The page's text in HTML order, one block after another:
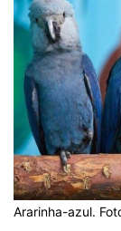
Ararinha-azul.